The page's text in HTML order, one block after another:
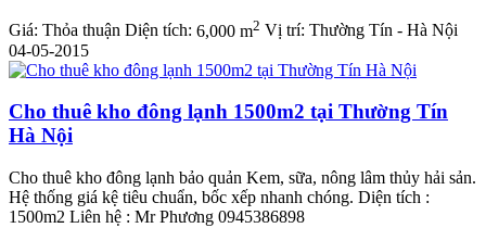
Giá: Thỏa thuận Diện tích: 6,000 m2 Vị trí: Thường Tín - Hà Nội
04-05-2015
Cho thuê kho đông lạnh 1500m2 tại Thường Tín
Hà Nội
Cho thuê kho đông lạnh bảo quản Kem, sữa, nông lâm thủy hải sản.
Hệ thống giá kệ tiêu chuẩn, bốc xếp nhanh chóng. Diện tích :
1500m2 Liên hệ : Mr Phương 0945386898